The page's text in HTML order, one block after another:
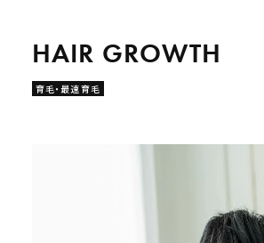
育毛・最速育毛